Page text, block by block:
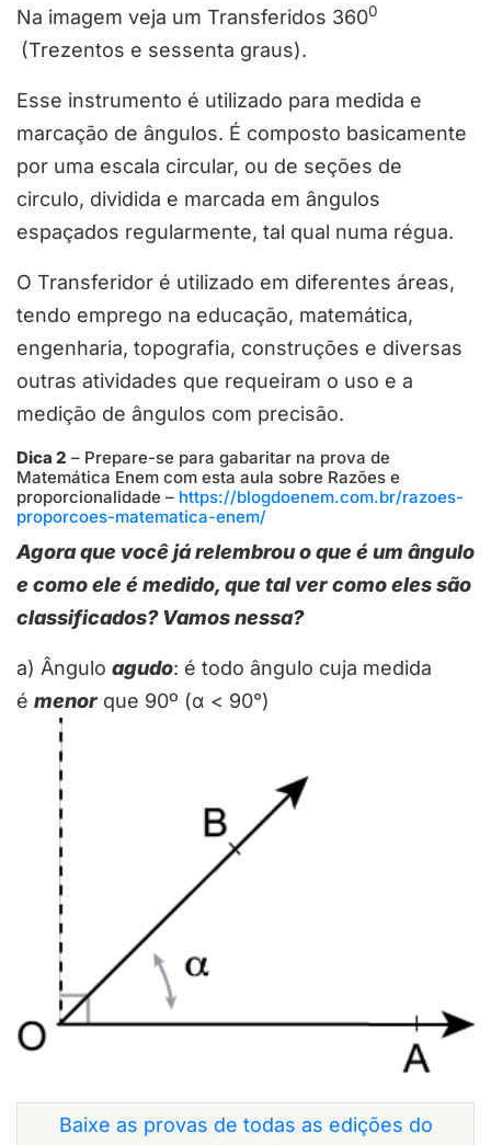
Na imagem veja um Transferidos 3600
(Trezentos e sessenta graus).
Esse instrumento é utilizado para medida e
marcação de ângulos. É composto basicamente
por uma escala circular, ou de seções de
circulo, dividida e marcada em ângulos
espaçados regularmente, tal qual numa régua.
O Transferidor é utilizado em diferentes áreas,
tendo emprego na educação, matemática,
engenharia, topografia, construções e diversas
outras atividades que requeiram o uso e a
medição de ângulos com precisão.
Dica 2 – Prepare-se para gabaritar na prova de
Matemática Enem com esta aula sobre Razões e
proporcionalidade – https://blogdoenem.com.br/razoes-
proporcoes-matematica-enem/
Agora que você já relembrou o que é um ângulo
e como ele é medido, que tal ver como eles são
classificados? Vamos nessa?
a) Ângulo agudo: é todo ângulo cuja medida
é menor que 90º (α < 90°)
Baixe as provas de todas as edições do